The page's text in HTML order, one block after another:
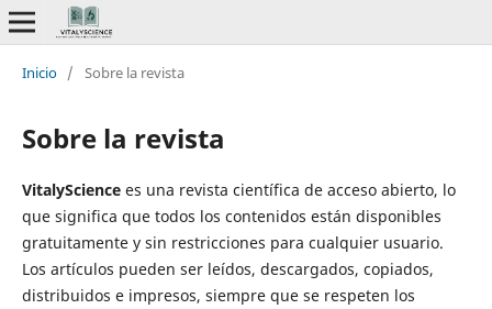
Inicio / Sobre la revista
Sobre la revista
VitalySciencees una revista científica de acceso abierto, lo
que significa que todos los contenidos están disponibles
gratuitamente y sin restricciones para cualquier usuario.
Los artículos pueden ser leídos, descargados, copiados,
distribuidos e impresos, siempre que se respeten los